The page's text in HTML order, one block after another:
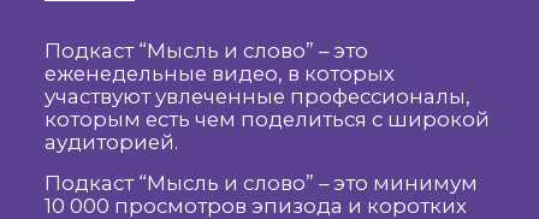
Подкаст “Мысль и слово” – это
еженедельные видео, в которых
участвуют увлеченные профессионалы,
которым есть чем поделиться с широкой
аудиторией.
Подкаст “Мысль и слово” – это минимум
10 000 просмотров эпизода и коротких